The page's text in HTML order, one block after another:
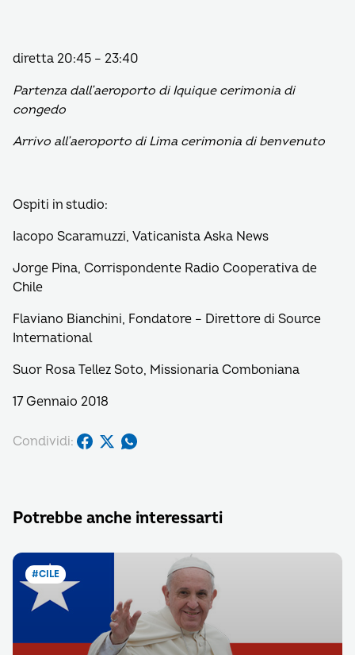
diretta 20:45 – 23:40
Partenza dall’aeroporto di Iquique cerimonia di
congedo
Arrivo all’aeroporto di Lima cerimonia di benvenuto
Ospiti in studio:
Iacopo Scaramuzzi, Vaticanista Aska News
Jorge Pina, Corrispondente Radio Cooperativa de
Chile
Flaviano Bianchini, Fondatore – Direttore di Source
International
Suor Rosa Tellez Soto, Missionaria Comboniana
17 Gennaio 2018
Condividi:
Potrebbe anche interessarti
#CILE